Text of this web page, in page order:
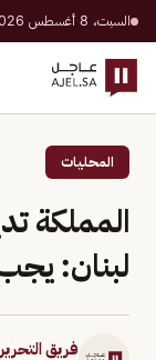
السبت، 8 أغسطس 2026 · 25 صفر 1448 هـ
المحليات
المملكة
لبنان: يجب
فريق التحرير